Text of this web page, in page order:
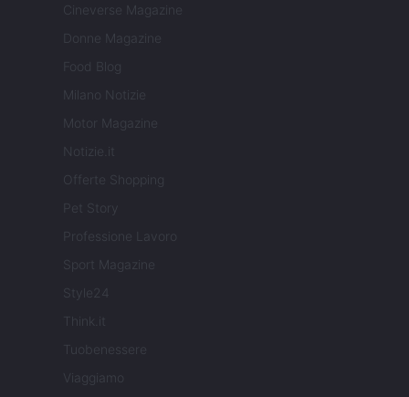
Cineverse Magazine
Donne Magazine
Food Blog
Milano Notizie
Motor Magazine
Notizie.it
Offerte Shopping
Pet Story
Professione Lavoro
Sport Magazine
Style24
Think.it
Tuobenessere
Viaggiamo